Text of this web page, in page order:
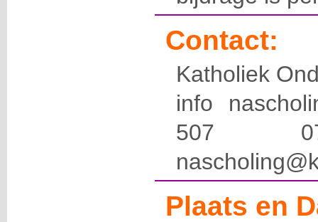
Contact:
Katholiek
info
507
Plaats en